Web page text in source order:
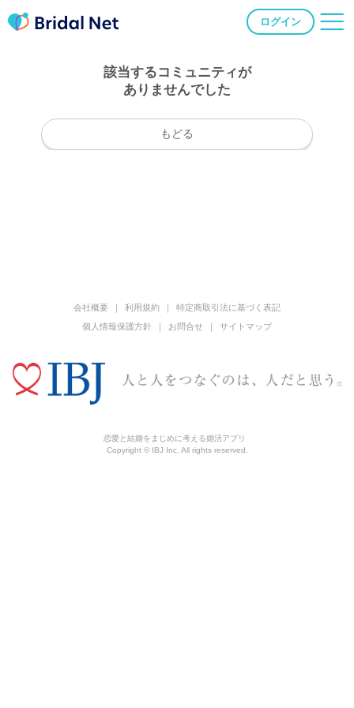
ログイン
該当するコミュニティが
ありませんでした
もどる
会社概要 利用規約
特定商取引法に基づく表記
個人情報保護方針
お問合せ サイトマップ
恋愛と結婚をまじめに考える婚活アプリ
Copyright © IBJ Inc. All rights reserved.